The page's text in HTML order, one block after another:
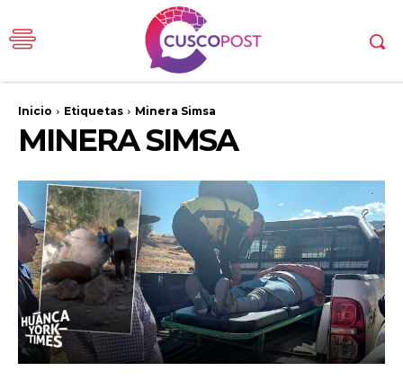
Inicio Etiquetas Minera Simsa
MINERA SIMSA